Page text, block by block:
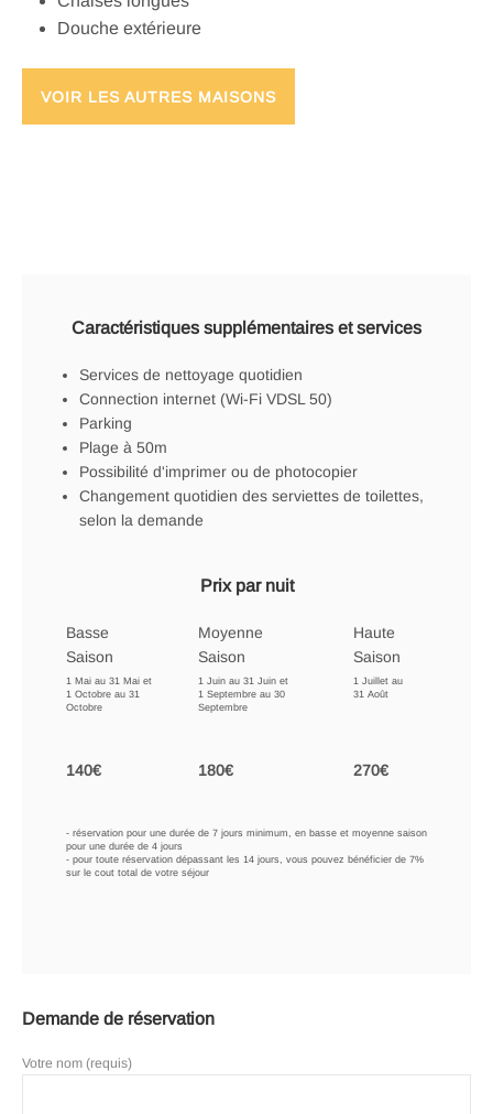
Douche extérieure
VOIR LES AUTRES MAISONS
Caractéristiques supplémentaires et services
Services de nettoyage quotidien
Connection internet (Wi-Fi VDSL 50)
Parking
Plage à 50m
Possibilité d'imprimer ou de photocopier
Changement quotidien des serviettes de toilettes,
selon la demande
Prix par nuit
Basse
Saison
1 Mai au 31 Mai et
1 Octobre au 31
Octobre
Moyenne
Saison
1 Juin au 31 Juin et
1 Septembre au 30
Septembre
Haute
Saison
1 Juillet au
31 Août
140€ 180€ 270€
- réservation pour une durée de 7 jours minimum, en basse et moyenne saison
pour une durée de 4 jours
- pour toute réservation dépassant les 14 jours, vous pouvez bénéficier de 7%
sur le cout total de votre séjour
Demande de réservation
Votre nom (requis)